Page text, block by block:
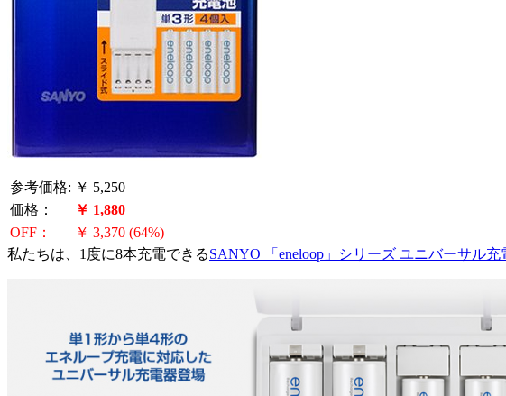
参考価格: ￥ 5,250
価格：
￥ 1,880
OFF：
￥ 3,370 (64%)
私たちは、1度に8本充電できるSANYO 「eneloop」シリーズ ユニバーサル